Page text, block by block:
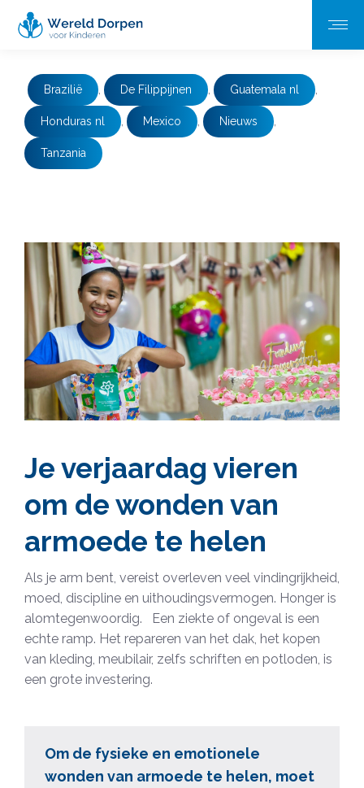
Je verjaardag vieren
om de wonden van
armoede te helen
Als je arm bent, vereist overleven veel vindingrijkheid,
moed, discipline en uithoudingsvermogen. Honger is
alomtegenwoordig. Een ziekte of ongeval is een
echte ramp. Het repareren van het dak, het kopen
van kleding, meubilair, zelfs schriften en potloden, is
een grote investering.
Om de fysieke en emotionele
wonden van armoede te helen, moet
Brazilië De Filippijnen Guatemala nl
Honduras nl Mexico Nieuws
Tanzania